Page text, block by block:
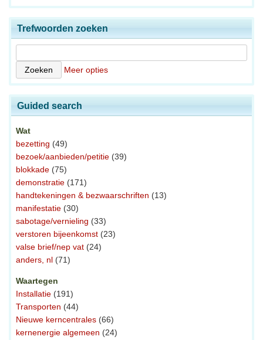
Trefwoorden zoeken
Meer opties
Guided search
Wat
bezetting (49)
bezoek/aanbieden/petitie (39)
blokkade (75)
demonstratie (171)
handtekeningen & bezwaarschriften (13)
manifestatie (30)
sabotage/vernieling (33)
verstoren bijeenkomst (23)
valse brief/nep vat (24)
anders, nl (71)
Waartegen
Installatie (191)
Transporten (44)
Nieuwe kerncentrales (66)
kernenergie algemeen (24)